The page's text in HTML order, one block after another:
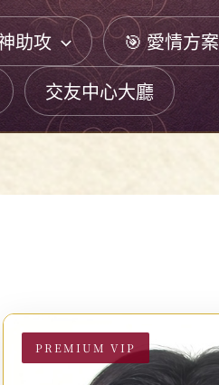
助攻
🎯 愛情方案
交友中心大廳
PREMIUM VIP